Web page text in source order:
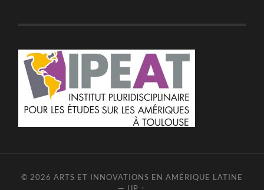
© 2026 ARTS ET INNOVATIONS EN AMÉRIQUE LATINE